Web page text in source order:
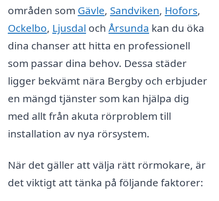
områden som Gävle, Sandviken, Hofors,
Ockelbo, Ljusdal och Årsunda kan du öka
dina chanser att hitta en professionell
som passar dina behov. Dessa städer
ligger bekvämt nära Bergby och erbjuder
en mängd tjänster som kan hjälpa dig
med allt från akuta rörproblem till
installation av nya rörsystem.
När det gäller att välja rätt rörmokare, är
det viktigt att tänka på följande faktorer: